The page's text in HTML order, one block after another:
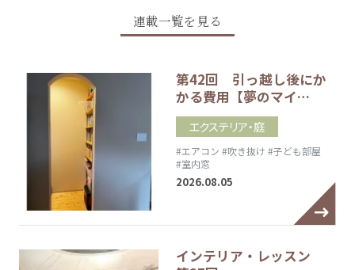
連載一覧を見る
第42回 引っ越し後にか
かる費用【夢のマイ…
エクステリア・庭
#エアコン #吹き抜け #子ども部屋
#室内窓
2026.08.05
インテリア・レッスン